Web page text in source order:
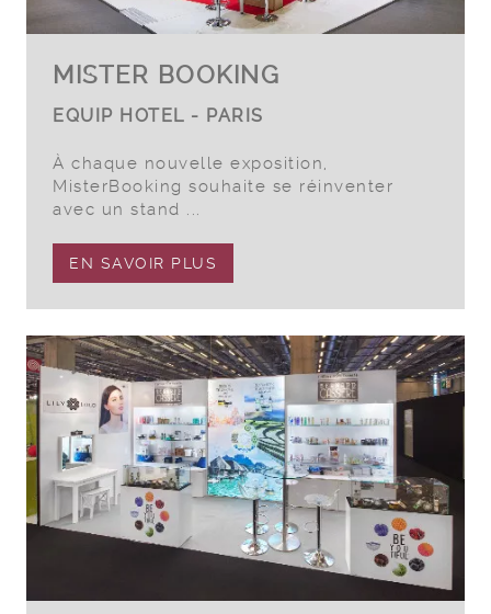
MISTER BOOKING
EQUIP HOTEL - PARIS
À chaque nouvelle exposition,
MisterBooking souhaite se réinventer
avec un stand ...
EN SAVOIR PLUS